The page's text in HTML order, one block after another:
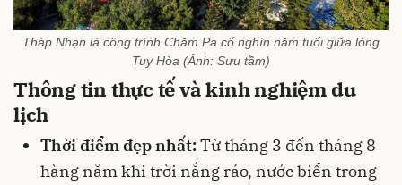
Tháp Nhạn là công trình Chăm Pa cổ nghìn năm tuổi giữa lòng
Tuy Hòa (Ảnh: Sưu tầm)
Thông tin thực tế và kinh nghiệm du
lịch
Thời điểm đẹp nhất:Từ tháng 3 đến tháng 8
hàng năm khi trời nắng ráo, nước biển trong